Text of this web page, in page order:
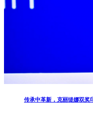
传承中革新，克丽缇娜双奖